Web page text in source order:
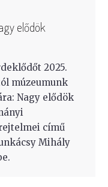
elődök
2025.
múzeumunk
Nagy elődök
című
Mihály